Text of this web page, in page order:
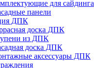
для сайдинга
панели
ДПК
доска ДПК
из ДПК
доска ДПК
аксессуары ДПК